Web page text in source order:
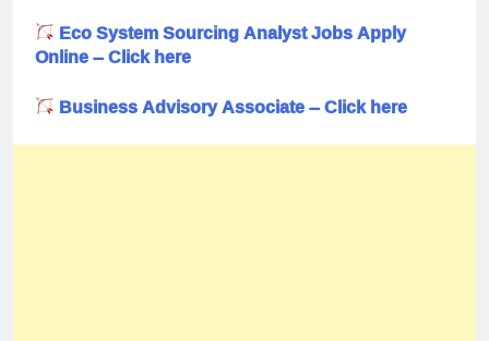
Eco System Sourcing Analyst Jobs Apply
Online – Click here
Business Advisory Associate – Click here